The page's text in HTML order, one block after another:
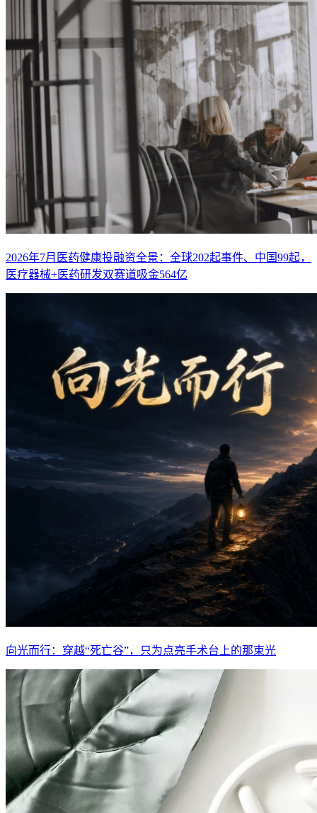
2026年7月医药健康投融资全景：全球202起事件、中国99起，
医疗器械+医药研发双赛道吸金564亿
向光而行：穿越“死亡谷”，只为点亮手术台上的那束光